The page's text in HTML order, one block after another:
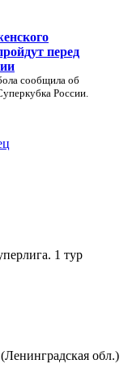
перед
сообщила об
России.
1 тур
обл.)